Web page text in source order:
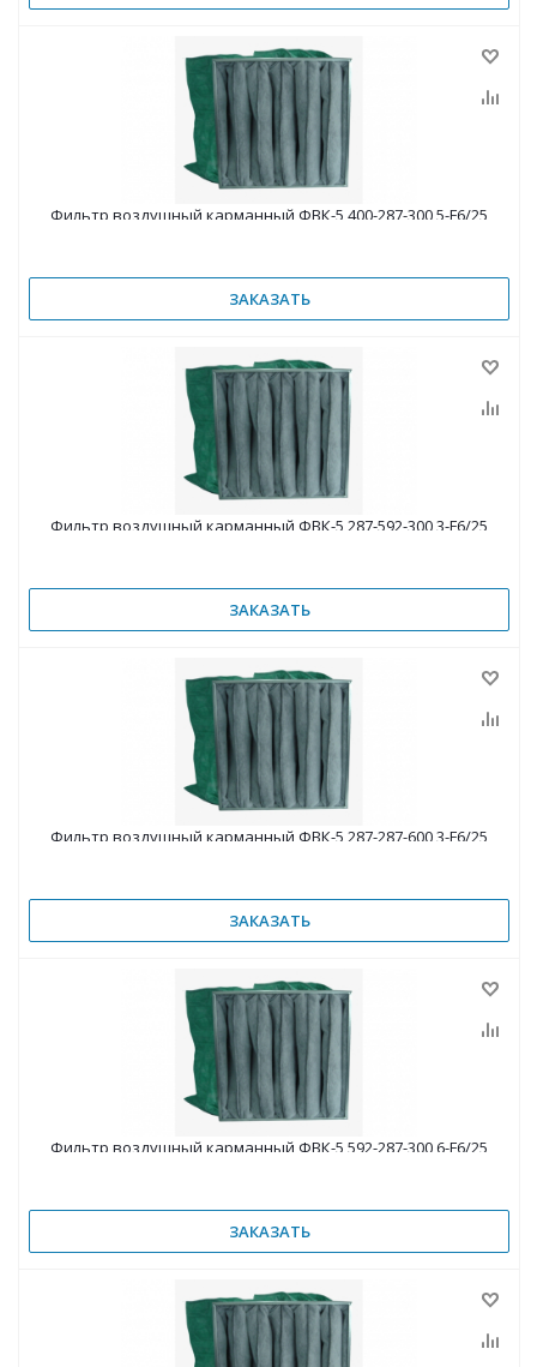
Фильтр воздушный карманный ФВК-5 400-287-300 5-F6/25
ЗАКАЗАТЬ
Фильтр воздушный карманный ФВК-5 287-592-300 3-F6/25
ЗАКАЗАТЬ
Фильтр воздушный карманный ФВК-5 287-287-600 3-F6/25
ЗАКАЗАТЬ
Фильтр воздушный карманный ФВК-5 592-287-300 6-F6/25
ЗАКАЗАТЬ